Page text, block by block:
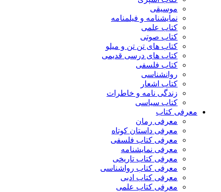
موسیقی
نمایشنامه و فیلمنامه
کتاب علمی
کتاب صوتی
کتاب های تن تن و میلو
کتاب های درسی قدیمی
کتاب فلسفی
روانشناسی
کتاب اشعار
زندگی نامه و خاطرات
کتاب سیاسی
معرفی کتاب
معرفی رمان
معرفی داستان کوتاه
معرفی کتاب فلسفی
معرفی نمایشنامه
معرفی کتاب تاریخی
معرفی کتاب رواشناسی
معرفی کتاب ادبی
معرفی کتاب علمی